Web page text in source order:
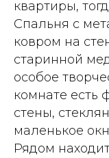
квартиры,
Спальня с
ковром на
старинной
особое
комнате есть
стены,
маленькое
Рядом